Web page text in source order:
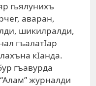
гьялунихъ
аваран,
шикилралди,
гъалатIар
кIанда.
гъавурда
журналди